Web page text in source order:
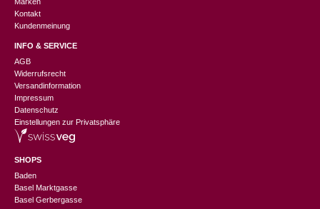
Marken
Kontakt
Kundenmeinung
INFO & SERVICE
AGB
Widerrufsrecht
Versandinformation
Impressum
Datenschutz
Einstellungen zur Privatsphäre
SHOPS
Baden
Basel Marktgasse
Basel Gerbergasse